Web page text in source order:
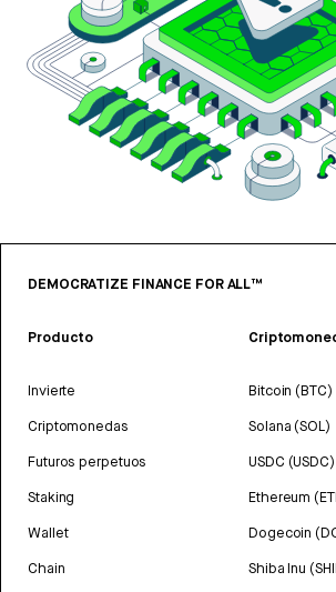
DEMOCRATIZE FINANCE FOR ALL™
Producto
Invierte
Criptomonedas
Futuros perpetuos
Staking
Wallet
Chain
Bitcoin (BTC)
Solana (SOL)
USDC (USDC)
Ethereum
Dogecoin
Shiba Inu